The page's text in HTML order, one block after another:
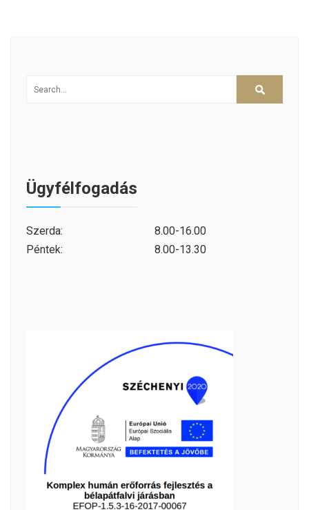
Ügyfélfogadás
Szerda:
8.00-16.00
Péntek:
8.00-13.30